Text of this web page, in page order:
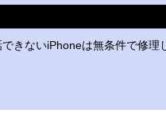
きないiPhoneは無条件で修理